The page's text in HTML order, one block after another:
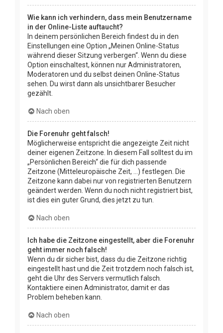
Wie kann ich verhindern, dass mein Benutzername
in der Online-Liste auftaucht?
In deinem persönlichen Bereich findest du in den
Einstellungen eine Option „Meinen Online-Status
während dieser Sitzung verbergen“. Wenn du diese
Option einschaltest, können nur Administratoren,
Moderatoren und du selbst deinen Online-Status
sehen. Du wirst dann als unsichtbarer Besucher
gezählt.
Nach oben
Die Forenuhr geht falsch!
Möglicherweise entspricht die angezeigte Zeit nicht
deiner eigenen Zeitzone. In diesem Fall solltest du im
„Persönlichen Bereich“ die für dich passende
Zeitzone (Mitteleuropäische Zeit, ...) festlegen. Die
Zeitzone kann dabei nur von registrierten Benutzern
geändert werden. Wenn du noch nicht registriert bist,
ist dies ein guter Grund, dies jetzt zu tun.
Nach oben
Ich habe die Zeitzone eingestellt, aber die Forenuhr
geht immer noch falsch!
Wenn du dir sicher bist, dass du die Zeitzone richtig
eingestellt hast und die Zeit trotzdem noch falsch ist,
geht die Uhr des Servers vermutlich falsch.
Kontaktiere einen Administrator, damit er das
Problem beheben kann.
Nach oben